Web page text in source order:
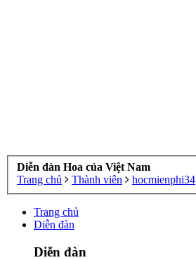
Diễn đàn Hoa của Việt Nam
Trang chủ
Thành viên hocmienphi34
Trang chủ
Diễn đàn
Diễn đàn